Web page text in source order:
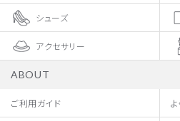
シューズ
アクセサリー
ABOUT
ご利用ガイド